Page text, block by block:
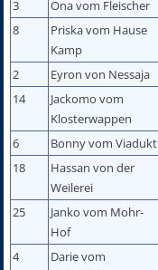
3 Ona vom Fleischer
8
Priska vom Hause
Kamp
2 Eyron von Nessaja
14
Jackomo vom
Klosterwappen
6 Bonny vom Viadukt
18
Hassan von der
Weilerei
25
Janko vom Mohr-
Hof
4
Darie vom